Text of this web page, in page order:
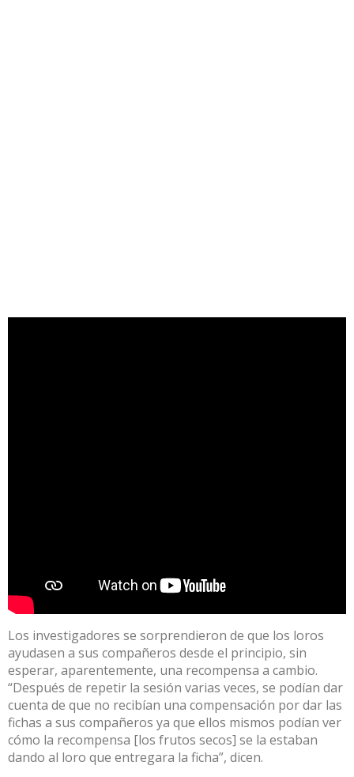
Los investigadores se sorprendieron de que los loros
ayudasen a sus compañeros desde el principio, sin
esperar, aparentemente, una recompensa a cambio.
“Después de repetir la sesión varias veces, se podían dar
cuenta de que no recibían una compensación por dar las
fichas a sus compañeros ya que ellos mismos podían ver
cómo la recompensa [los frutos secos] se la estaban
dando al loro que entregara la ficha”, dicen.